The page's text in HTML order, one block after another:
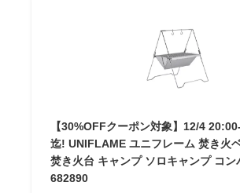
【30%OFFクーポン対象】12/4
迄! UNIFLAME ユニフレーム 焚き火
焚き火台 キャンプ ソロキャンプ コン
682890